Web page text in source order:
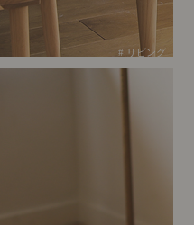
# リビング